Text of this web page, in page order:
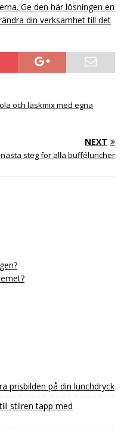
Ge den här lösningen en
din verksamhet till det
och läskmix med egna
NEXT
steg för alla bufféluncher
prisbilden på din lunchdryck
stilren tapp med